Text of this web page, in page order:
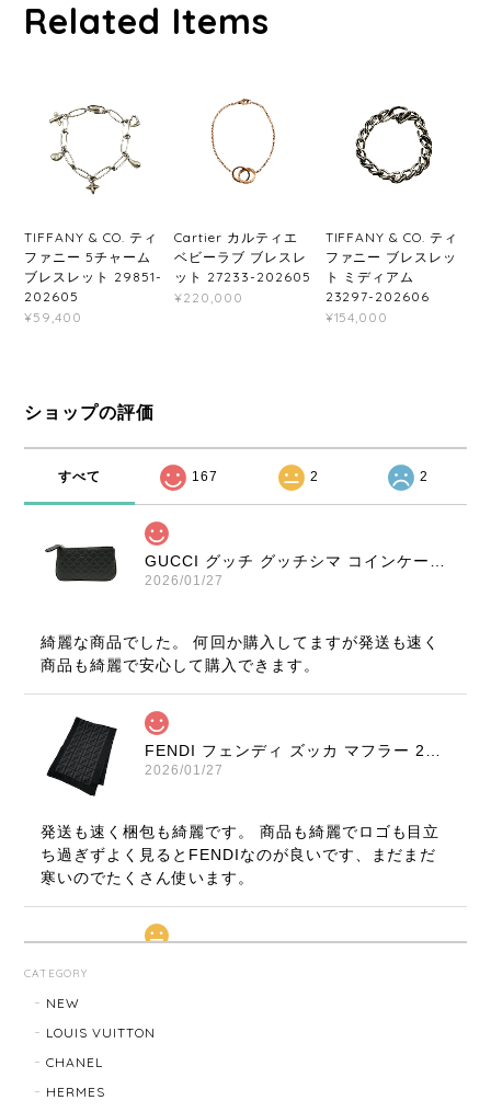
Related Items
TIFFANY & CO. ティ
ファニー 5チャーム
ブレスレット 29851-
202605
¥59,400
Cartier カルティエ
ベビーラブ ブレスレ
ット 27233-202605
¥220,000
TIFFANY & CO. ティ
ファニー ブレスレッ
ト ミディアム
23297-202606
¥154,000
ショップの評価
すべて 167 2 2
2026/01/27
綺麗な商品でした。 何回か購入してますが発送も速く
商品も綺麗で安心して購入できます。
2026/01/27
発送も速く梱包も綺麗です。 商品も綺麗でロゴも目立
ち過ぎずよく見るとFENDIなのが良いです、まだまだ
寒いのでたくさん使います。
CATEGORY
NEW
LOUIS VUITTON
CHANEL
HERMES